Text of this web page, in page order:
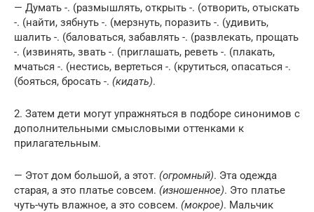
— Думать -. (размышлять, открыть -. (отворить, отыскать
-. (найти, зябнуть -. (мерзнуть, поразить -. (удивить,
шалить -. (баловаться, забавлять -. (развлекать, прощать
-. (извинять, звать -. (приглашать, реветь -. (плакать,
мчаться -. (нестись, вертеться -. (крутиться, опасаться -.
(бояться, бросать -. (кидать).
2. Затем дети могут упражняться в подборе синонимов с
дополнительными смысловыми оттенками к
прилагательным.
— Этот дом большой, а этот. (огромный). Эта одежда
старая, а это платье совсем. (изношенное). Это платье
чуть-чуть влажное, а это совсем. (мокрое). Мальчик